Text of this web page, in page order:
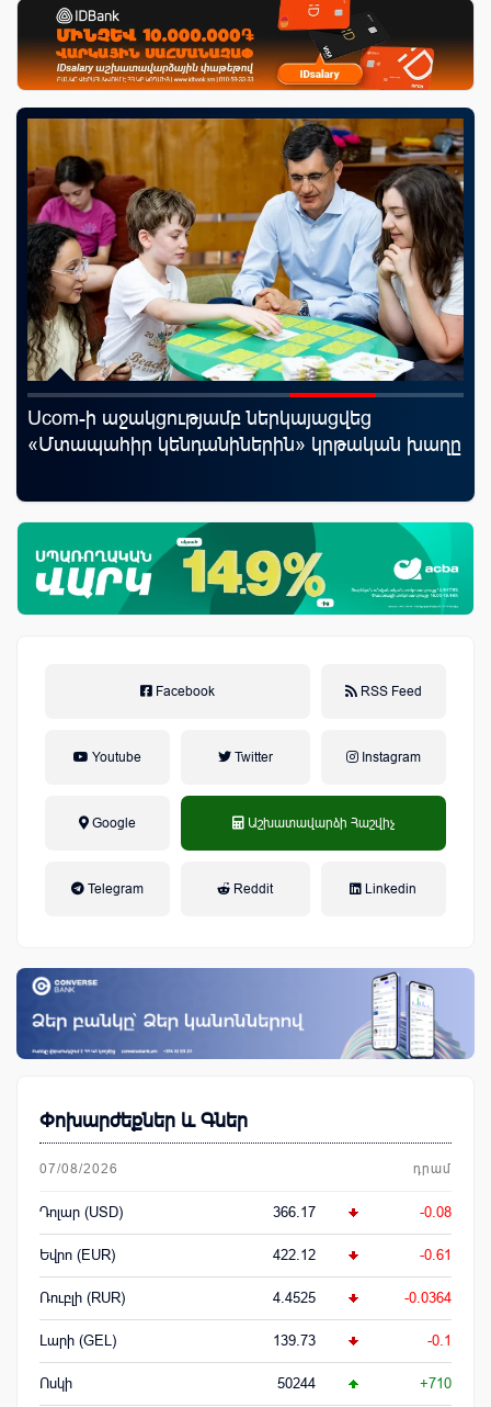
Ucom-ի աջակցությամբ ներկայացվեց
«Մտապահիր կենդանիներին» կրթական խաղը
Facebook RSS Feed
Youtube Twitter Instagram
Google Աշխատավարձի Հաշվիչ
Telegram Reddit Linkedin
Փոխարժեքներ և Գներ
07/08/2026 դրամ
Դոլար (USD) 366.17 -0.08
Եվրո (EUR) 422.12 -0.61
Ռուբլի (RUR) 4.4525 -0.0364
Լարի (GEL) 139.73 -0.1
Ոսկի 50244 +710